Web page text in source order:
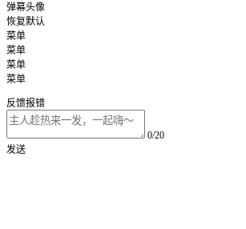
弹幕头像
恢复默认
菜单
菜单
菜单
菜单
反馈报错
0/20
发送